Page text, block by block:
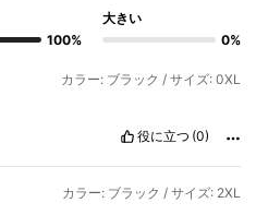
100%
大きい
0%
カラー: ブラック / サイズ: 0XL
役に立つ (0)
カラー: ブラック / サイズ: 2XL